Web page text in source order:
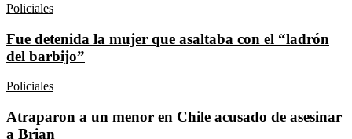
Policiales
Fue detenida la mujer que asaltaba con el “ladrón
del barbijo”
Policiales
Atraparon a un menor en Chile acusado de asesinar
a Brian